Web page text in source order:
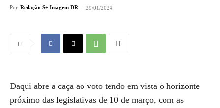
Por Redação S+ Imagem DR - 29/01/2024
Daqui abre a caça ao voto tendo em vista o horizonte
próximo das legislativas de 10 de março, com as